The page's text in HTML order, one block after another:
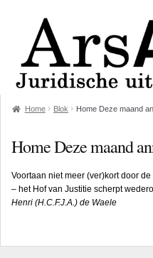
Home Blok Home Deze maand
Home Deze maand
Voortaan niet meer (ver)kort door
– het Hof van Justitie scherpt
Henri (H.C.F.J.A.) de Waele